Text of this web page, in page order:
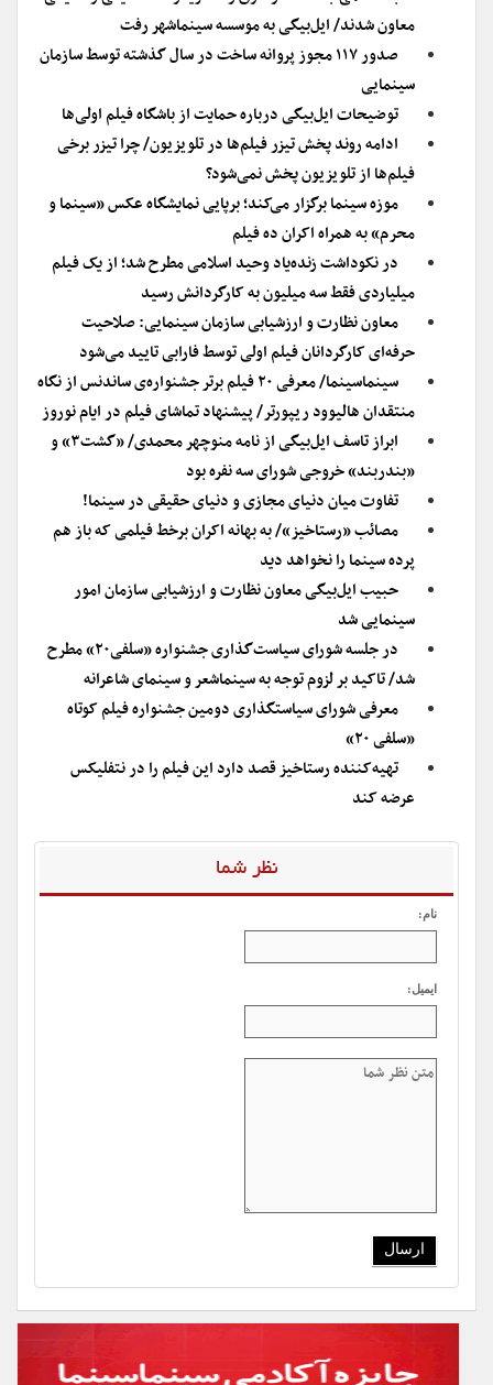
معاون شدند/ ایل‌بیگی به موسسه سینماشهر رفت
صدور ۱۱۷ مجوز پروانه ساخت در سال گذشته توسط سازمان
سینمایی
توضیحات ایل‌بیگی درباره حمایت از باشگاه فیلم اولی‌ها
ادامه روند پخش تیزر فیلم‌ها در تلویزیون/ چرا تیزر برخی
فیلم‌ها از تلویزیون پخش نمی‌شود؟
موزه سینما برگزار می‌کند؛ برپایی نمایشگاه عکس «سینما و
محرم» به همراه اکران ده فیلم
در نکوداشت زنده‌یاد وحید اسلامی مطرح شد؛ از یک فیلم
میلیاردی فقط سه میلیون به کارگردانش رسید
معاون نظارت و ارزشیابی سازمان سینمایی: صلاحیت
حرفه‌ای کارگردانان فیلم اولی توسط فارابی تایید می‌شود
سینماسینما/ معرفی ۲۰ فیلم برتر جشنواره‌ی ساندنس از نگاه
منتقدان هالیوود ریپورتر/ پیشنهاد تماشای فیلم در ایام نوروز
ابراز تاسف ایل‌بیگی از نامه منوچهر محمدی/ «گشت۳» و
«بندربند» خروجی شورای سه نفره بود
تفاوت میان دنیای مجازی و دنیای حقیقی در سینما!
مصائب «رستاخیز»/ به بهانه اکران برخط فیلمی که باز هم
پرده سینما را نخواهد دید
حبیب ایل‌بیگی معاون نظارت و ارزشیابی سازمان امور
سینمایی شد
در جلسه شورای سیاست‌گذاری جشنواره «سلفی۲۰» مطرح
شد/ تاکید بر لزوم توجه به سینماشعر و سینمای شاعرانه
معرفی شورای سیاستگذاری دومین جشنواره فیلم کوتاه
«سلفی ۲۰»
تهیه‌کننده رستاخیز قصد دارد این فیلم را در نتفلیکس
عرضه کند
نظر شما
نام:
ایمیل: